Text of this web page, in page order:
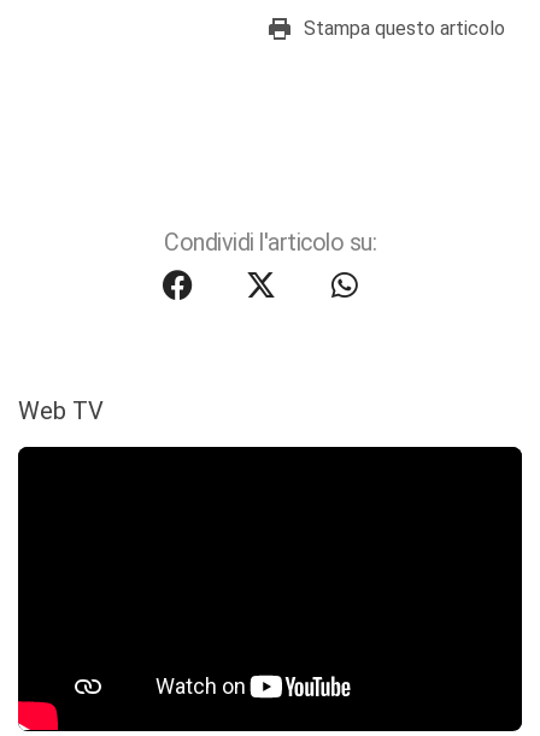
Stampa questo articolo
Condividi l'articolo su:
Web TV